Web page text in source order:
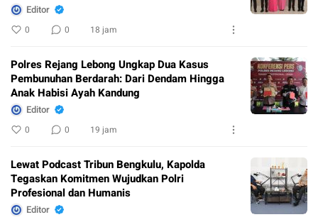
Editor
0 0 18 jam
Polres Rejang Lebong Ungkap Dua Kasus
Pembunuhan Berdarah: Dari Dendam Hingga
Anak Habisi Ayah Kandung
Editor
0 0 19 jam
Lewat Podcast Tribun Bengkulu, Kapolda
Tegaskan Komitmen Wujudkan Polri
Profesional dan Humanis
Editor